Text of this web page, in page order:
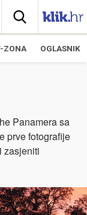
ZONA OGLASNIK
Panamera sa
prve fotografije
zasjeniti